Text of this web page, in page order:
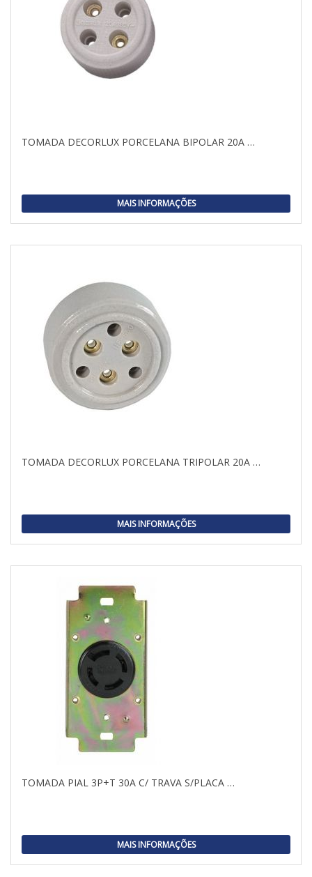
TOMADA DECORLUX PORCELANA BIPOLAR 20A …
MAIS INFORMAÇÕES
TOMADA DECORLUX PORCELANA TRIPOLAR 20A …
MAIS INFORMAÇÕES
TOMADA PIAL 3P+T 30A C/ TRAVA S/PLACA …
MAIS INFORMAÇÕES